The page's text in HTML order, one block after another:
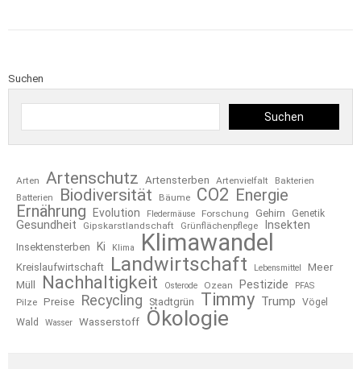
Suchen
Suchen
Arten Artenschutz Artensterben Artenvielfalt
Bakterien
Batterien
Biodiversität Bäume CO2 Energie
Ernährung
Evolution Fledermäuse Forschung Gehirn Genetik
Gesundheit Gipskarstlandschaft Grünflächenpflege Insekten
Insektensterben Ki Klima Klimawandel
Kreislaufwirtschaft Landwirtschaft Lebensmittel
Meer
Müll
Nachhaltigkeit Osterode Ozean Pestizide PFAS
Pilze Preise Recycling Stadtgrün Timmy Trump
Vögel
Wald
Wasser Wasserstoff Ökologie